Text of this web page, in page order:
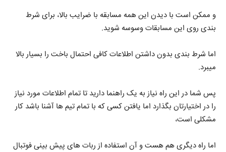
و ممکن است با دیدن این همه مسابقه با ضرایب بالا، برای شرط
بندی روی این مسابقات وسوسه شوید.
اما شرط بندی بدون داشتن اطلاعات کافی احتمال باخت را بسیار بالا
میبرد.
پس شما در این راه نیاز به یک راهنما دارید تا تمام اطلاعات مورد نیاز
را در اختیارتان بگذارد اما یافتن کسی که با تمام تیم ها آشنا باشد کار
مشکلی است،
اما راه دیگری هم هست و آن استفاده از ربات های پیش بینی فوتبال